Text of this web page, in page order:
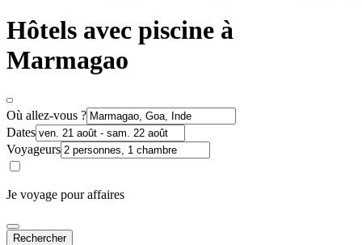
Hôtels avec piscine à
Marmagao
Où allez-vous ?
Dates
Voyageurs
Je voyage pour affaires
Rechercher